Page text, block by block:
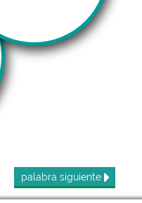
palabra siguiente